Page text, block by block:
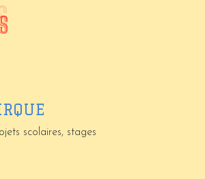
scolaires, stages